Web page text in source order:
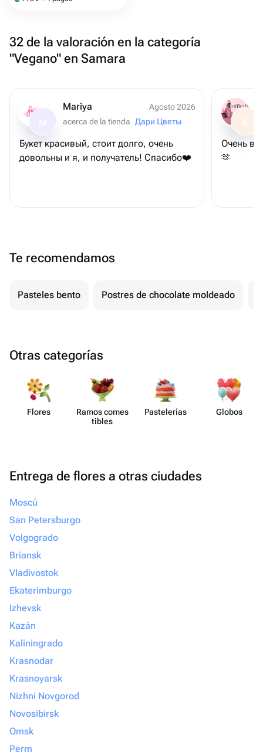
32 de la valoración en la categoría
"Vegano" en Samara
Mariya
Agosto 2026
acerca de la tienda Дари Цветы
Букет красивый, стоит долго, очень
довольны и я, и получатель! Спасибо❤️
E
Очень
🫶
Te recomendamos
Pasteles bento Postres de chocolate moldeado
Otras categorías
Flores
Ramos comes​
tibles
Paste​lerías Globos
Entrega de flores a otras ciudades
Moscú
San Petersburgo
Volgogrado
Briansk
Vladivostok
Ekaterimburgo
Izhevsk
Kazán
Kaliningrado
Krasnodar
Krasnoyarsk
Nizhni Novgorod
Novosibirsk
Omsk
Perm